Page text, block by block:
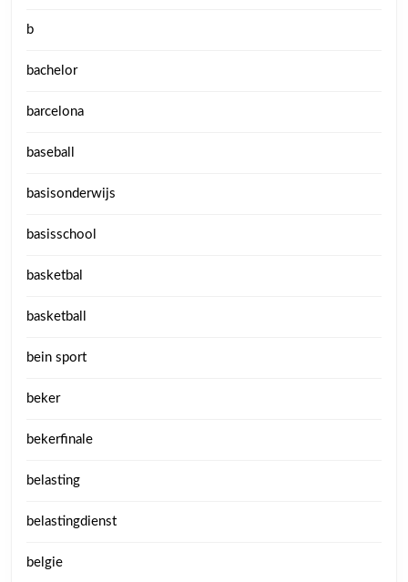
b
bachelor
barcelona
baseball
basisonderwijs
basisschool
basketbal
basketball
bein sport
beker
bekerfinale
belasting
belastingdienst
belgie